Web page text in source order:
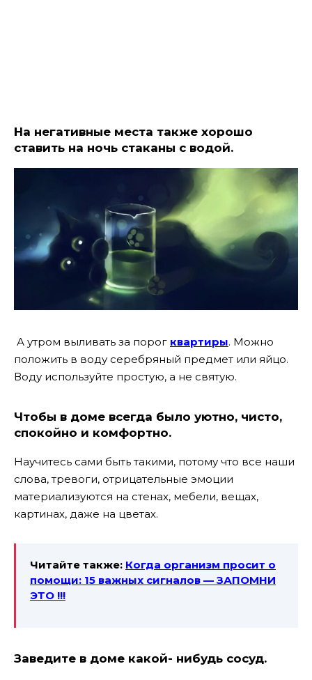
На негативные места также хорошо
ставить на ночь стаканы с водой.
А утром выливать за порог квартиры. Можно
положить в воду серебряный предмет или яйцо.
Воду используйте простую, а не святую.
Чтобы в доме всегда было уютно, чисто,
спокойно и комфортно.
Научитесь сами быть такими, потому что все наши
слова, тревоги, отрицательные эмоции
материализуются на стенах, мебели, вещах,
картинах, даже на цветах.
Читайте также: Когда организм просит о
помощи: 15 важных сигналов — ЗАПОМНИ
ЭТО !!!
Заведите в доме какой- нибудь сосуд.